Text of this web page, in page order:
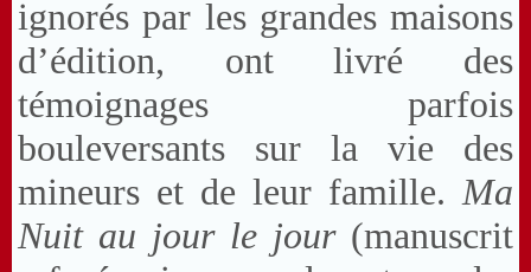
ignorés par les grandes maisons
d’édition, ont livré des
témoignages parfois
bouleversants sur la vie des
mineurs et de leur famille. Ma
Nuit au jour le jour(manuscrit